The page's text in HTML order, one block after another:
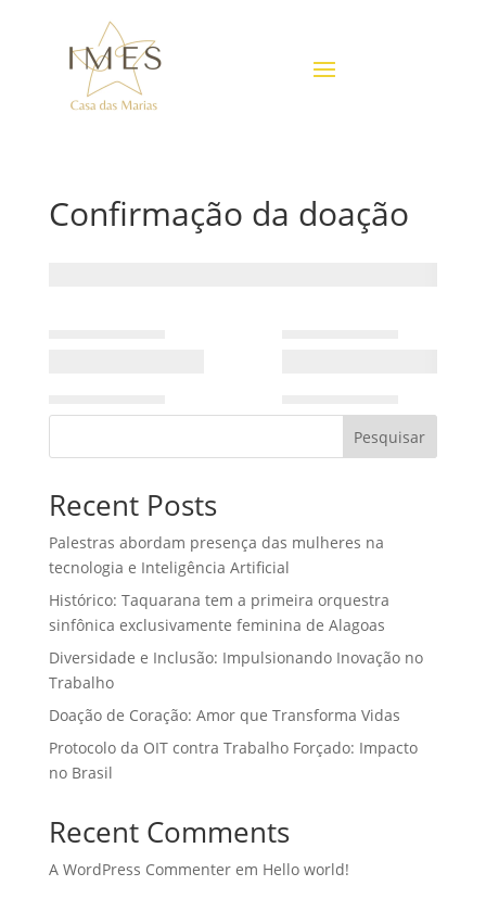
Confirmação da doação
Pesquisar
Recent Posts
Palestras abordam presença das mulheres na
tecnologia e Inteligência Artificial
Histórico: Taquarana tem a primeira orquestra
sinfônica exclusivamente feminina de Alagoas
Diversidade e Inclusão: Impulsionando Inovação no
Trabalho
Doação de Coração: Amor que Transforma Vidas
Protocolo da OIT contra Trabalho Forçado: Impacto
no Brasil
Recent Comments
A WordPress Commenterem Hello world!